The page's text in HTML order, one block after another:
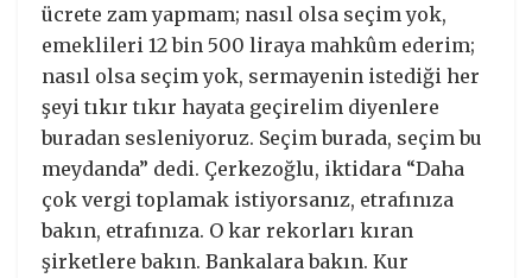
ücrete zam yapmam; nasıl olsa seçim yok,
emeklileri 12 bin 500 liraya mahkûm ederim;
nasıl olsa seçim yok, sermayenin istediği her
şeyi tıkır tıkır hayata geçirelim diyenlere
buradan sesleniyoruz. Seçim burada, seçim bu
meydanda” dedi. Çerkezoğlu, iktidara “Daha
çok vergi toplamak istiyorsanız, etrafınıza
bakın, etrafınıza. O kar rekorları kıran
şirketlere bakın. Bankalara bakın. Kur